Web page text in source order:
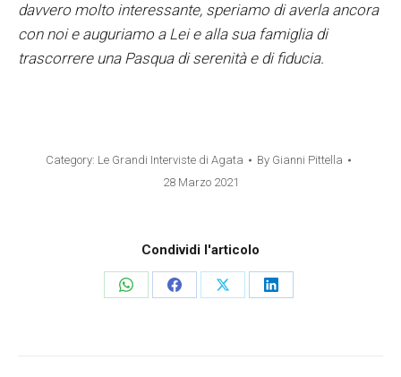
davvero molto interessante, speriamo di averla ancora
con noi e auguriamo a Lei e alla sua famiglia di
trascorrere una Pasqua di serenità e di fiducia.
Category: Le Grandi Interviste di Agata By Gianni Pittella
28 Marzo 2021
Condividi l'articolo
Share
Share
Share
Share